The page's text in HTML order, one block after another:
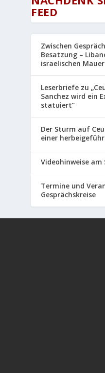
FEED
Zwischen
Besatzung –
israelischen Mauer
Leserbriefe zu
Sanchez wird ein
statuiert“
Der Sturm auf
einer
Videohinweise am
Termine und
Gesprächskreise